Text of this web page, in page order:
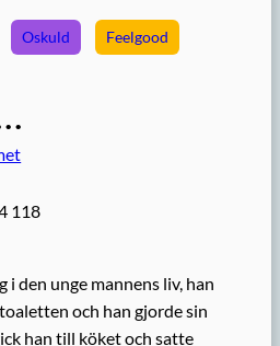
Oskuld Feelgood
118
i den unge mannens liv, han
och han gjorde sin
han till köket och satte